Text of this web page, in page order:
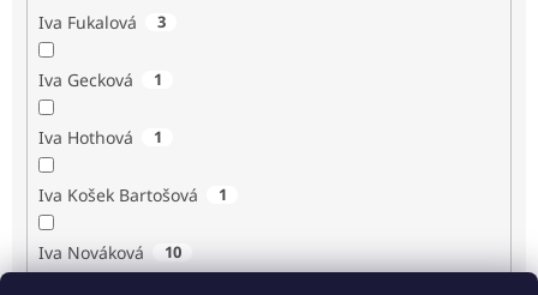
Iva Fukalová 3
Iva Gecková 1
Iva Hothová 1
Iva Košek Bartošová 1
Iva Nováková 10